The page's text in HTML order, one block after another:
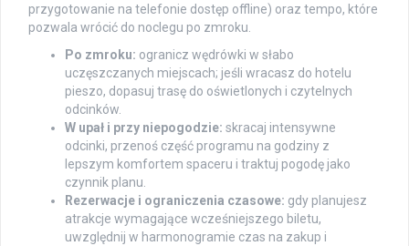
przygotowanie na telefonie dostęp offline) oraz tempo, które
pozwala wrócić do noclegu po zmroku.
Po zmroku: ogranicz wędrówki w słabo
uczęszczanych miejscach; jeśli wracasz do hotelu
pieszo, dopasuj trasę do oświetlonych i czytelnych
odcinków.
W upał i przy niepogodzie: skracaj intensywne
odcinki, przenoś część programu na godziny z
lepszym komfortem spaceru i traktuj pogodę jako
czynnik planu.
Rezerwacje i ograniczenia czasowe: gdy planujesz
atrakcje wymagające wcześniejszego biletu,
uwzględnij w harmonogramie czas na zakup i